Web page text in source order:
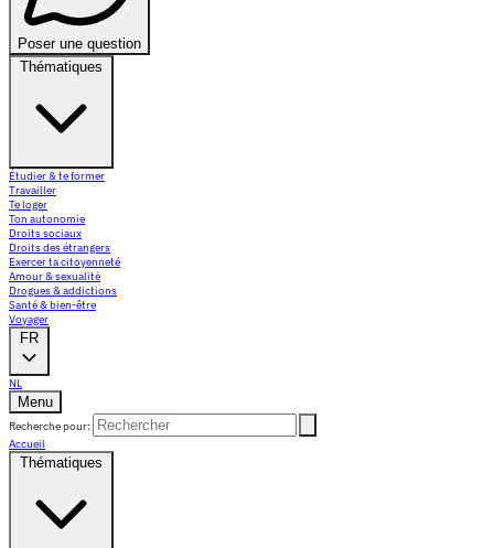
Poser une question
Thématiques
Étudier & te former
Travailler
Te loger
Ton autonomie
Droits sociaux
Droits des étrangers
Exercer ta citoyenneté
Amour & sexualité
Drogues & addictions
Santé & bien-être
Voyager
FR
NL
Menu
Recherche pour:
Accueil
Thématiques